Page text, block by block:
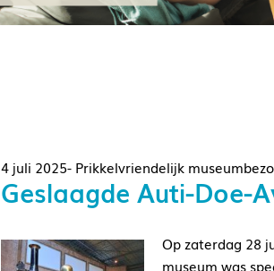
4 juli 2025- Prikkelvriendelijk
Geslaagde Auti-Doe-
Op zaterdag 28
museum was